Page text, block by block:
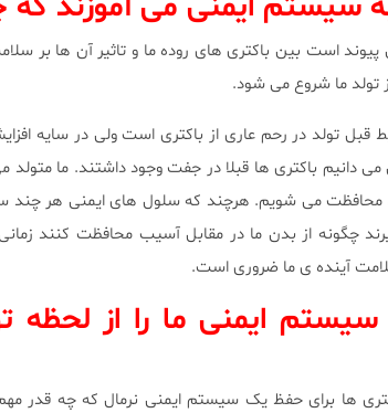
است بین باکتری های روده ما و تاثیر آن ها بر
تولد ما شروع می شود.
قبل تولد در رحم عاری از باکتری است ولی در سایه
دانیم باکتری ها قبلا در جفت وجود داشتند. ما متولد
محافظت می شویم. هرچند که سلول های ایمنی هر چند
چگونه از بدن ما در مقابل آسیب محافظت کنند
آینده ی ما ضروری است.
سیستم ایمنی ما را از
ها برای حفظ یک سیستم ایمنی نرمال که چه قدر